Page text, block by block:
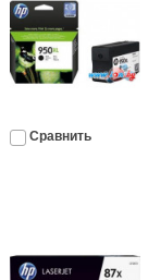
Сравнить